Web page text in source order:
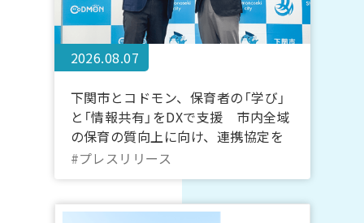
2026.08.07
下関市とコドモン、保育者の「学び」
と「情報共有」をDXで支援 市内全域
の保育の質向上に向け、連携協定を
締結
#プレスリリース